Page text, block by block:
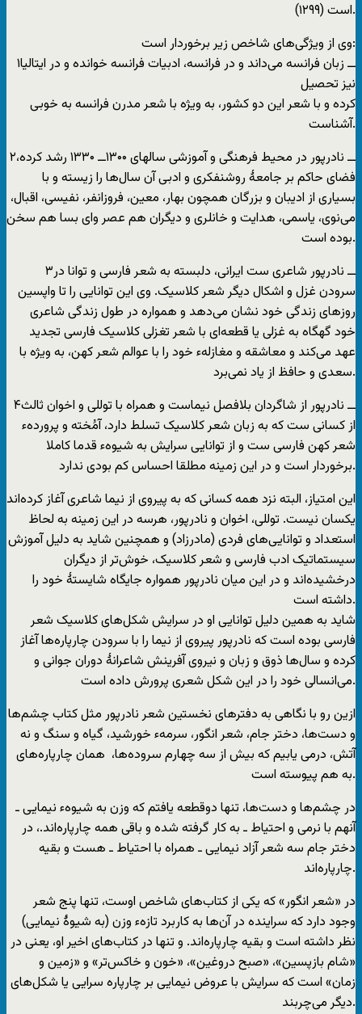
است (۱۲۹۹).
وی از ویژگی‌های شاخص زیر برخوردار است:
۱ــ زبان فرانسه می‌داند و در فرانسه، ادبیات فرانسه خوانده و در ایتالیا
نیز تحصیل
کرده و با شعر این دو کشور، به ویژه با شعر مدرن فرانسه به خوبی
آشناست.
۲ــ نادرپور در محیط فرهنگی و آموزشی سالهای ۱۳۰۰ــ ۱۳۳۰ رشد کرده،
فضای حاکم بر جامعۀ روشنفکری و ادبی آن سال‌ها را زیسته و با
بسیاری از ادیبان و بزرگان همچون بهار، معین، فروزانفر، نفیسی، اقبال،
می‌نوی، یاسمی، هدایت و خانلری و دیگران هم عصر و‌ای بسا هم سخن
بوده است.
۳ــ نادرپور شاعری ست ایرانی، دلبسته به شعر فارسی و توانا در
سرودن غزل و اشکال دیگر شعر کلاسیک. وی این توانایی را تا واپسین
روزهای زندگی خود نشان می‌دهد و همواره در طول زندگی شاعری
خود گهگاه به غزلی یا قطعه‌ای با شعر تغزلی کلاسیک فارسی تجدید
عهد می‌کند و معاشقه و مغازلهء خود را با عوالم شعر کهن، به ویژه با
سعدی و حافظ از یاد نمی‌برد.
۴ــ نادرپور از شاگردان بلافصل نیماست و همراه با توللی و اخوان ثالث
از کسانی ست که به زبان شعر کلاسیک تسلط دارد، آمُخته و پروردهء
شعر کهن فارسی ست و از توانایی سرایش به شیوهء قدما کاملا
برخوردار است و در این زمینه مطلقا احساس کم بودی ندارد.
این امتیاز، البته نزد همه کسانی که به پیروی از نیما شاعری آغاز کرده‌اند
یکسان نیست. توللی، اخوان و نادرپور، هرسه در این زمینه به لحاظ
استعداد و توانایی‌های فردی (مادرزاد) و همچنین شاید به دلیل آموزش
سیستماتیک ادب فارسی و شعر کلاسیک، خوش‌تر از دیگران
درخشیده‌اند و در این میان نادرپور همواره جایگاه شایستۀ خود را
داشته است.
شاید به همین دلیل توانایی او در سرایش شکل‌های کلاسیک شعر
فارسی بوده است که نادرپور پیروی از نیما را با سرودن چارپاره‌ها آغاز
کرده و سال‌ها ذوق و زبان و نیروی آفرینش شاعرانۀ دوران جوانی و
می‌انسالی خود را در این شکل شعری پرورش داده است.
ازین رو با نگاهی به دفترهای نخستین شعر نادرپور مثل کتاب چشم‌ها
و دست‌ها، دختر جام، شعر انگور، سرمهء خورشید، گیاه و سنگ و نه
آتش، درمی یابیم که بیش از سه چهارم سروده‌ها، ‌‌‌ همان چارپاره‌های
به هم پیوسته است.
در چشم‌ها و دست‌ها، تنها دوقطعه یافتم که وزن به شیوهء نیمایی ـ
آنهم با نرمی و احتیاط ـ به کار گرفته شده و باقی همه چارپاره‌اند.، در
دختر جام سه شعر آزاد نیمایی ـ همراه با احتیاط ـ هست و بقیه
چارپاره‌اند.
در «شعر انگور» که یکی از کتاب‌های شاخص اوست، تنها پنج شعر
وجود دارد که سراینده در آن‌ها به کاربرد تازهء وزن (به شیوۀ نیمایی)
نظر داشته است و بقیه چارپاره‌اند. و تنها در کتاب‌های اخیر او، یعنی در
«شام بازپسین»، «صبح دروغین»، «خون و خاکس‌تر» و «زمین و
زمان» است که سرایش با عروض نیمایی بر چارپاره سرایی یا شکل‌های
دیگر می‌چربند.